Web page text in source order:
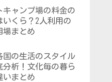
キャンプ場の料金の
いくら？2人利用の
場まとめ
国の生活のスタイル
分析！文化毎の暮ら
いまとめ